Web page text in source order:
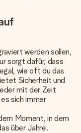
werden sollen,
sorgt dafür, dass
wie oft du das
Sicherheit und
mit der Zeit
sich immer
Moment, in dem
über Jahre.